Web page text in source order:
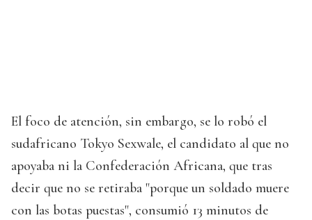
El foco de atención, sin embargo, se lo robó el
sudafricano Tokyo Sexwale, el candidato al que no
apoyaba ni la Confederación Africana, que tras
decir que no se retiraba "porque un soldado muere
con las botas puestas", consumió 13 minutos de